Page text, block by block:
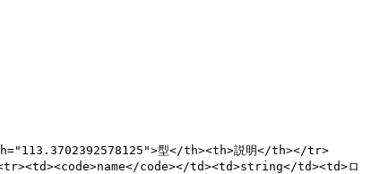
型</th><th>説明</th></tr>
code></td><td>string</td><td>ロ